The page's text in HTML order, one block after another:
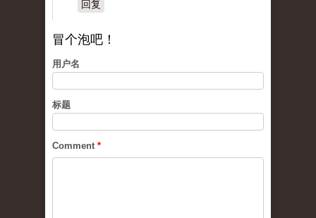
回复
冒个泡吧！
用户名
标题
Comment *